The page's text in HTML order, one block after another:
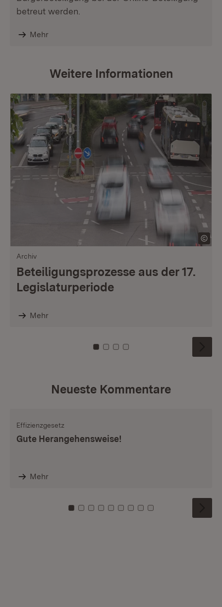
betreut werden.
Mehr
Weitere Informationen
Archiv
Beteiligungsprozesse aus der 17.
Legislaturperiode
Mehr
Zu Kachel: 0
Zu Kachel: 1
Zu Kachel: 2
Zu Kachel: 3
Neueste Kommentare
Effizienzgesetz
Gute Herangehensweise!
Mehr
Zu Kachel: 0
Zu Kachel: 1
Zu Kachel: 2
Zu Kachel: 3
Zu Kachel: 4
Zu Kachel: 5
Zu Kachel: 6
Zu Kachel: 7
Zu Kachel: 8